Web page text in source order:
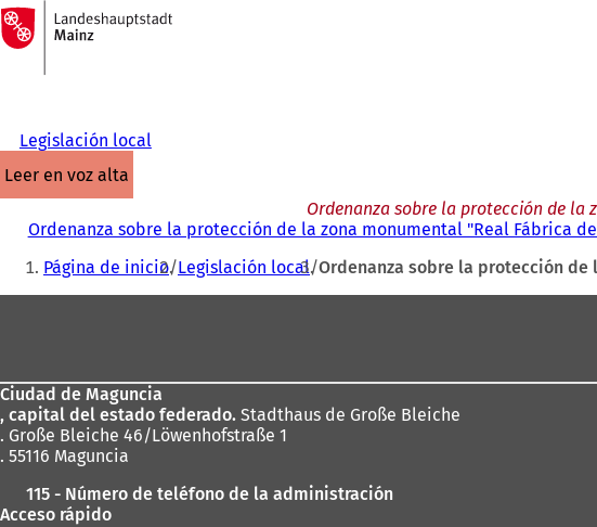
Saltar al contenido
A
la
página
Legislación local
leer en voz alta
Ordenanza sobre la protección de la
Ordenanza sobre la protección de la zona monumental "Real Fábrica de
Estás
aquí:
Página de inicio Legislación local Ordenanza sobre la protección de
pies
Ciudad de Maguncia
, capital del estado federado. Stadthaus de Große Bleiche
. Große Bleiche 46/Löwenhofstraße 1
. 55116 Maguncia
115 - Número de teléfono de la administración
Acceso rápido